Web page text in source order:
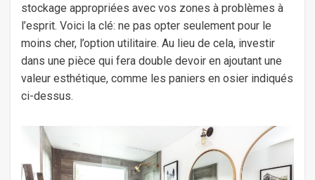
stockage appropriées avec vos zones à problèmes à
l’esprit. Voici la clé: ne pas opter seulement pour le
moins cher, l’option utilitaire. Au lieu de cela, investir
dans une pièce qui fera double devoir en ajoutant une
valeur esthétique, comme les paniers en osier indiqués
ci-dessus.